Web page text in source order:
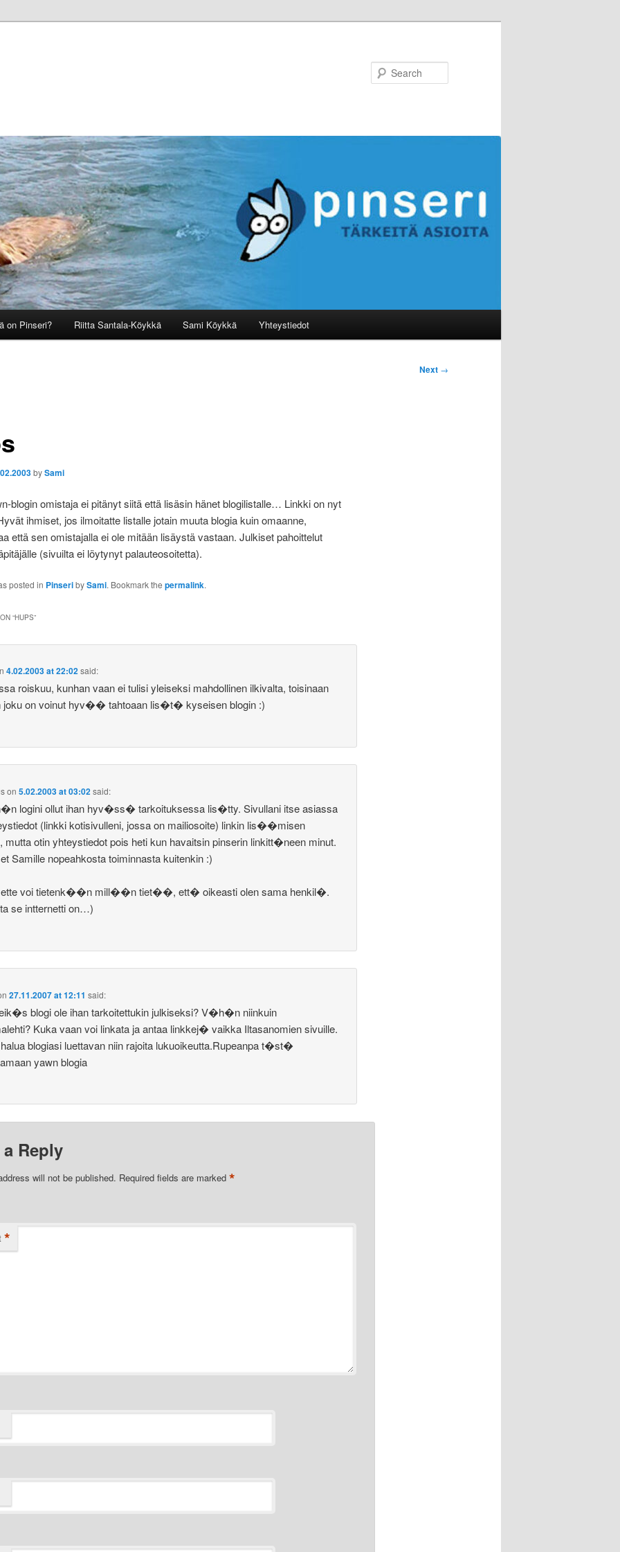
on Pinseri? Riitta Santala-Köykkä Sami Köykkä Yhteystiedot
Next →
bySami
blogin omistaja ei pitänyt siitä että lisäsin hänet blogilistalle… Linkki on nyt
ihmiset, jos ilmoitatte listalle jotain muuta blogia kuin omaanne,
että sen omistajalla ei ole mitään lisäystä vastaan. Julkiset pahoittelut
(sivuilta ei löytynyt palauteosoitetta).
posted in PinseribySami. Bookmark the permalink.
“HUPS”
4.02.2003 at 22:02said:
roiskuu, kunhan vaan ei tulisi yleiseksi mahdollinen ilkivalta, toisinaan
joku on voinut hyv�� tahtoaan lis�t� kyseisen blogin :)
on5.02.2003 at 03:02said:
logini ollut ihan hyv�ss� tarkoituksessa lis�tty. Sivullani itse asiassa
(linkki kotisivulleni, jossa on mailiosoite) linkin lis��misen
mutta otin yhteystiedot pois heti kun havaitsin pinserin linkitt�neen minut.
Samille nopeahkosta toiminnasta kuitenkin :)
ette voi tietenk��n mill��n tiet��, ett� oikeasti olen sama henkil�.
se intternetti on…)
27.11.2007 at 12:11 said:
blogi ole ihan tarkoitettukin julkiseksi? V�h�n niinkuin
Kuka vaan voi linkata ja antaa linkkej� vaikka Iltasanomien sivuille.
blogiasi luettavan niin rajoita lukuoikeutta.Rupeanpa t�st�
yawn blogia
a Reply
will not be published. Required fields are marked *
*